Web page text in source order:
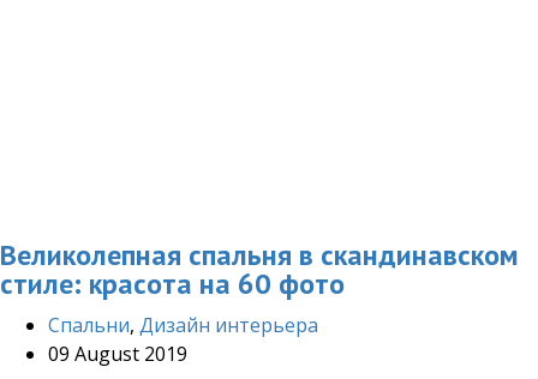
Великолепная спальня в скандинавском
стиле: красота на 60 фото
Cпальни, Дизайн интерьера
09 August 2019